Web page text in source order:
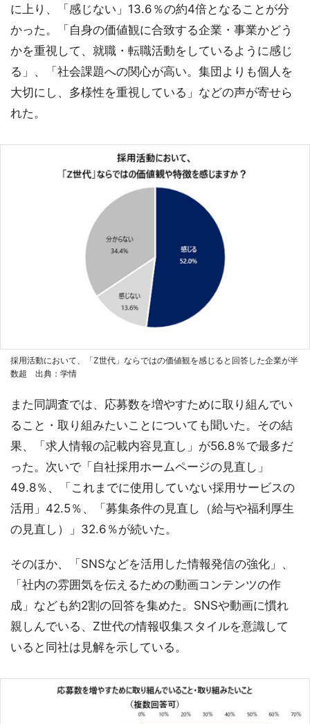
に上り、「感じない」13.6％の約4倍となることが分
かった。「自身の価値観に合致する企業・事業かどう
かを重視して、就職・転職活動をしているように感じ
る」、「社会課題への関心が高い。集団よりも個人を
大切にし、多様性を重視している」などの声が寄せら
れた。
採用活動において、「Z世代」ならではの価値観を感じると回答した企業が半
数超 出典：学情
また同調査では、応募数を増やすために取り組んでい
ること・取り組みたいことについても聞いた。その結
果、「求人情報の記載内容見直し」が56.8％で最多だ
った。次いで「自社採用ホームページの見直し」
49.8％、「これまでに使用していない採用サービスの
活用」42.5％、「募集条件の見直し（給与や福利厚生
の見直し）」32.6％が続いた。
そのほか、「SNSなどを活用した情報発信の強化」、
「社内の雰囲気を伝えるための動画コンテンツの作
成」なども約2割の回答を集めた。SNSや動画に慣れ
親しんでいる、Z世代の情報収集スタイルを意識して
いると同社は見解を示している。